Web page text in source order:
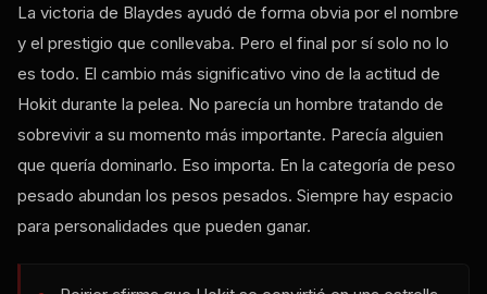
La victoria de Blaydes ayudó de forma obvia por el nombre
y el prestigio que conllevaba. Pero el final por sí solo no lo
es todo. El cambio más significativo vino de la actitud de
Hokit durante la pelea. No parecía un hombre tratando de
sobrevivir a su momento más importante. Parecía alguien
que quería dominarlo. Eso importa. En la categoría de peso
pesado abundan los pesos pesados. Siempre hay espacio
para personalidades que pueden ganar.